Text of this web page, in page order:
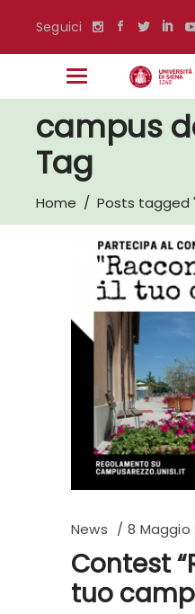
Seguici
campus
Tag
Home / Posts tagged
News 8 Maggio
Contest
tuo